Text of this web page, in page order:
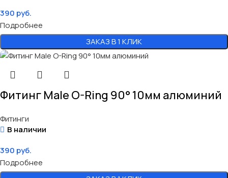
390 руб.
Подробнее
ЗАКАЗ В 1 КЛИК
Фитинг Male O-Ring 90° 10мм алюминий
Фитинги
В наличии
390 руб.
Подробнее